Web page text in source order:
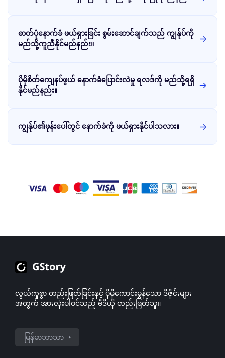
ပြီးနောက်၊ ရုပ်ပုံကို ပုံစံအသစ်ကို ပေးရန်အတွက် သင်လိုအပ်သော
နောက်ခံကို ရွေးချယ်နိုင်ပါသည်။
ဓာတ်ပုံနောက်ခံ ဖယ်ရှားခြင်း စွမ်းဆောင်ချက်သည် ကျွန်ုပ်ကို
မည်သို့ကူညီနိုင်မည်နည်း။
စေ့စပ်သေချာစွာ ဖန်တီးနိုင်ပြီး သင့်ဖောက်သည်များ၏ မျက်စိကို ထိ
ရောက်စွာ ဖမ်းစားနိုင်သည်။ ထို့အပြင်၊ ဤစွမ်းဆောင်ချက်သည် သင့်
အတွက် ပေါင်းစည်းပြီး မြင့်မားသော အဆင့်ရှိသည့် အမှတ်တံဆိပ်
ရိပ်ကို ပုံဖော်ရန်နှင့် သင့်အမှတ်တံဆိပ်၏ သြဇာလွှမ်းမိုးမှုနှင့် ယှဉ်ပြိုင်
နိုင်စွမ်းကို မြှင့်တင်ရန် ကူညီပေးပါသည်။
ပိုမိုစိတ်ကျေနပ်ဖွယ် နောက်ခံပြောင်းလဲမှု ရလဒ်ကို မည်သို့ရရှိ
နိုင်မည်နည်း။
ကျွန်ုပ်၏ဖုန်းပေါ်တွင် နောက်ခံကို ဖယ်ရှားနိုင်ပါသလား။
များကို ရရှိရန် သင့်ဖုန်း သို့မဟုတ် တက်ဘလက်ကို အသုံးပြု၍
လွယ်ကူစွာ တည်းဖြတ်ခြင်းနှင့် ပိုမိုကောင်းမွန်သော ဒီဇိုင်းများ
အတွက် အားလုံးပါဝင်သည့် ဗီဒီယို တည်းဖြတ်သူ။
မြန်မာဘာသာ